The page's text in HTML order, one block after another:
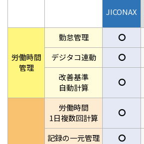
JICONAX
労働時間
管理
勤怠管理 〇
デジタコ連動
〇
改善基準
自動計算
〇
労働時間
1日複数回計算
〇
記録の一元管理 〇